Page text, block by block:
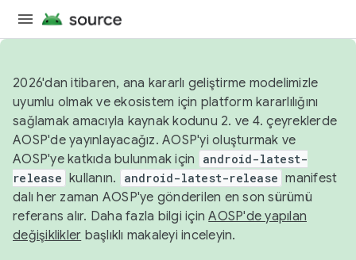
2026'dan itibaren, ana kararlı geliştirme modelimizle
uyumlu olmak ve ekosistem için platform kararlılığını
sağlamak amacıyla kaynak kodunu 2. ve 4. çeyreklerde
AOSP'de yayınlayacağız. AOSP'yi oluşturmak ve
AOSP'ye katkıda bulunmak için
android-latest-
release kullanın. android-latest-release manifest
dalı her zaman AOSP'ye gönderilen en son sürümü
referans alır. Daha fazla bilgi içinAOSP'de yapılan
değişiklikler başlıklı makaleyi inceleyin.